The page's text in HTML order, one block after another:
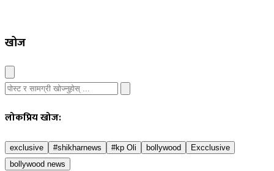
खोज
लोकप्रिय खोज:
exclusive #shikharnews #kp Oli bollywood
Excclusive
bollywood news